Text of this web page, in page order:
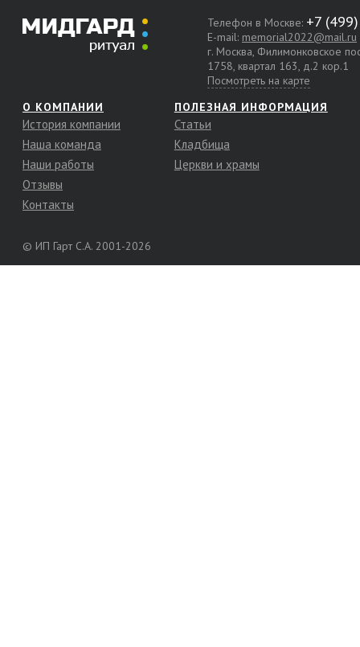
Телефон в Москве:
E-mail: memorial2022@mail.ru
г. Москва, Филимонковское
1758, квартал 163, д.2 кор.1
Посмотреть на карте
О КОМПАНИИ
История компании
Наша команда
Наши работы
Отзывы
Контакты
ПОЛЕЗНАЯ ИНФОРМАЦИЯ
Статьи
Кладбища
Церкви и храмы
© ИП Гарт С.А. 2001-2026